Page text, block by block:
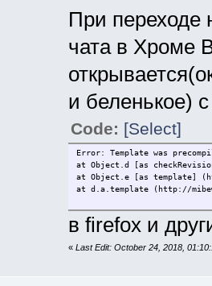
При переходе
чата в Хроме
и беленькое)
Code: [Select]
Error: Template was
at Object.d [as
at Object.e [as template]
at d.a.template (http://
в firefox и
« Last Edit: October 24, 2018,